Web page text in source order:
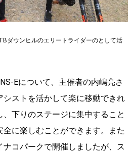
ダウンヒルのエリートライダーのとして活
Eについて、主催者の内嶋亮さ
シストを活かして楽に移動できれ
下りのステージに集中すること
に楽しむことができます。また
コパークで開催しましたが、ス